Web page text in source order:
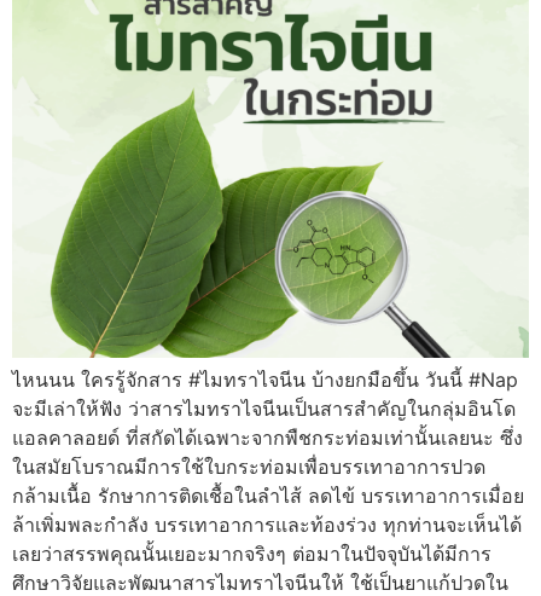
ไหนนน ใครรู้จักสาร #ไมทราไจนีน บ้างยกมือขึ้น วันนี้ #Nap
จะมีเล่าให้ฟัง ว่าสารไมทราไจนีนเป็นสารสำคัญในกลุ่มอินโด
แอลคาลอยด์ ที่สกัดได้เฉพาะจากพืชกระท่อมเท่านั้นเลยนะ ซึ่ง
ในสมัยโบราณมีการใช้ใบกระท่อมเพื่อบรรเทาอาการปวด
กล้ามเนื้อ รักษาการติดเชื้อในลำไส้ ลดไข้ บรรเทาอาการเมื่อย
ล้าเพิ่มพละกำลัง บรรเทาอาการและท้องร่วง ทุกท่านจะเห็นได้
เลยว่าสรรพคุณนั้นเยอะมากจริงๆ ต่อมาในปัจจุบันได้มีการ
ศึกษาวิจัยและพัฒนาสารไมทราไจนีนให้ ใช้เป็นยาแก้ปวดใน